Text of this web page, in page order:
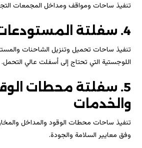
تنفيذ ساحات ومواقف ومداخل المجمعات
4. سفلتة المستودعات والمخازن
تنفيذ ساحات تحميل وتنزيل الشاحنات
اللوجستية التي تحتاج إلى أسفلت عالي التحمل.
5. سفلتة محطات
والخدمات
تنفيذ ساحات محطات الوقود والمداخل
وفق معايير السلامة والجودة.